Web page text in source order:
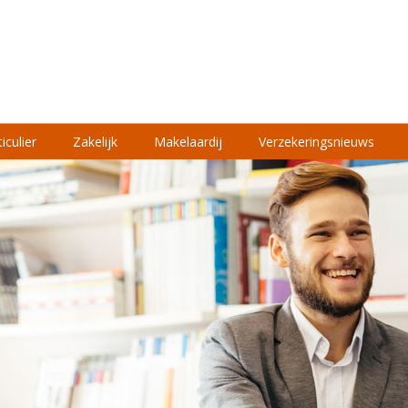
Zakelijk Makelaardij Verzekeringsnieuws